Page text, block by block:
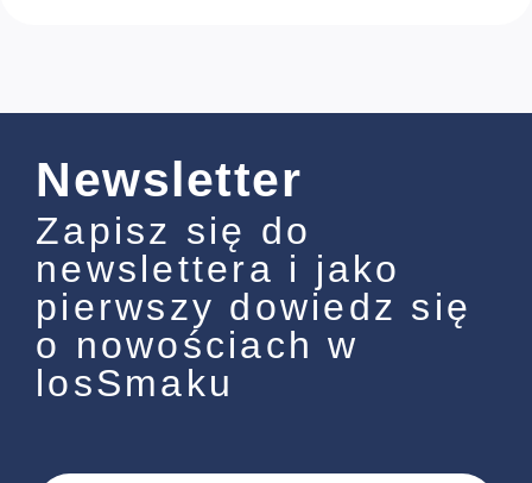
Newsletter
Zapisz się do
newslettera i jako
pierwszy dowiedz się
o nowościach w
losSmaku